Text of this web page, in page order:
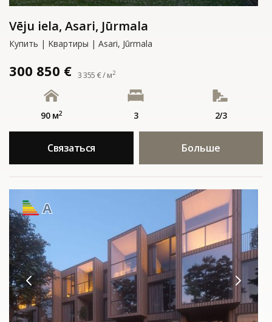
Vēju iela, Asari, Jūrmala
Купить | Kвартиры | Asari, Jūrmala
300 850 € 3 355 € / м2
90 м2 3 2/3
Связаться Больше
A